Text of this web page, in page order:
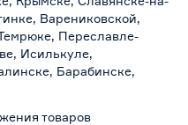
Варениковской,
Переславле-
Исилькуле,
Барабинске,
товаров